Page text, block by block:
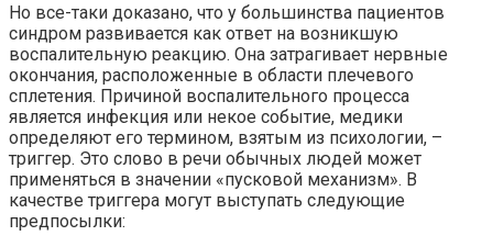
Но все-таки доказано, что у большинства пациентов
синдром развивается как ответ на возникшую
воспалительную реакцию. Она затрагивает нервные
окончания, расположенные в области плечевого
сплетения. Причиной воспалительного процесса
является инфекция или некое событие, медики
определяют его термином, взятым из психологии, –
триггер. Это слово в речи обычных людей может
применяться в значении «пусковой механизм». В
качестве триггера могут выступать следующие
предпосылки: